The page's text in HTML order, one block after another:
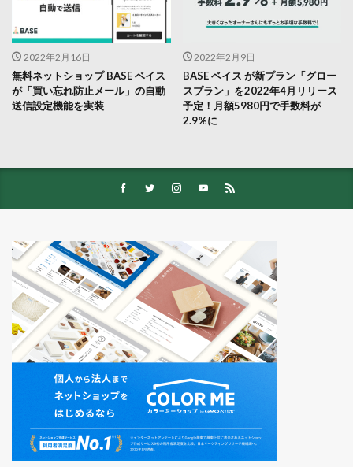
2022年2月16日
無料ネットショップ BASE ベイス
が「買い忘れ防止メール」の自動
送信設定機能を実装
2022年2月9日
BASE ベイス が新プラン「グロー
スプラン」を2022年4月リリース
予定！月額5980円で手数料が
2.9%に